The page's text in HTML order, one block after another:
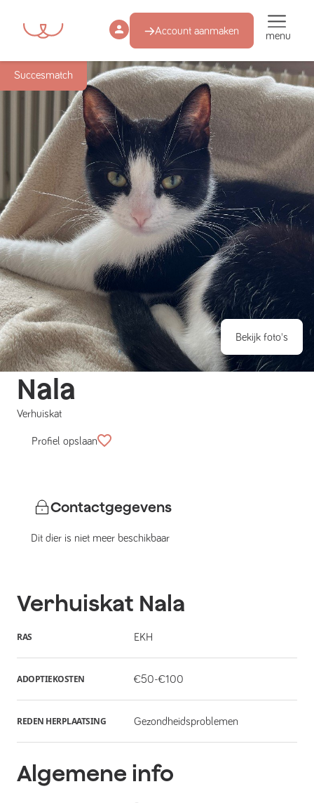
Account aanmaken menu
Succesmatch
Bekijk foto's
Nala
Verhuiskat
Profiel opslaan
Contactgegevens
Dit dier is niet meer beschikbaar
Verhuiskat Nala
RAS EKH
ADOPTIEKOSTEN €50-€100
REDEN HERPLAATSING Gezondheidsproblemen
Algemene info